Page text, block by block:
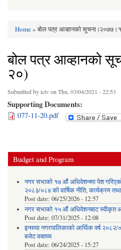
You are here
Home» बोल पत्र आव्हानको सूचना
बोल पत्र आव्हानको
२०)
Submitted byictvon Thu, 03/04/2021 - 22:53
Supporting Documents:
077-11-20.pdf
Budget and Program
नगर सभाको १७ औं अधिवेशनमा पेश
२०८३/०८४ को वार्षिक नीति, कार्यक्रम
Post date: 06/25/2026 - 12:57
नगर सभाको १५ औं अधिवेशनबाट स्वीकृत
Post date: 07/31/2025 - 12:08
इनरुवा नगरपालिकाको आर्थिक वर्ष २०८२/
बजेट वक्तव्य
Post date: 06/24/2025 - 15:27